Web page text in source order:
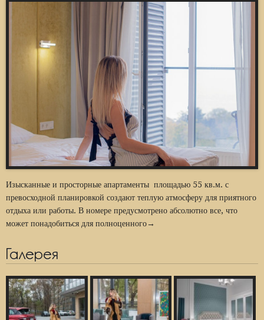
Изысканные и просторные апартаменты площадью 55 кв.м. с
превосходной планировкой создают теплую атмосферу для приятного
отдыха или работы. В номере предусмотрено абсолютно все, что
может понадобиться для полноценного→
Галерея